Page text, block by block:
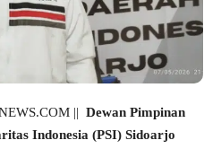
|| Dewan Pimpinan
Indonesia (PSI) Sidoarjo